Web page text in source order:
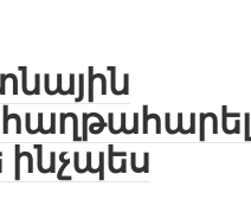
հաղթահարել